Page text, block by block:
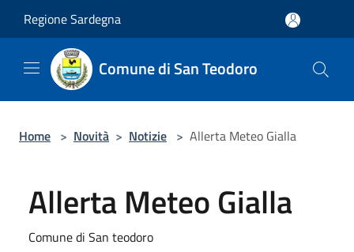
Regione Sardegna
Comune di San Teodoro
Home > Novità > Notizie > Allerta Meteo Gialla
Allerta Meteo Gialla
Comune di San teodoro